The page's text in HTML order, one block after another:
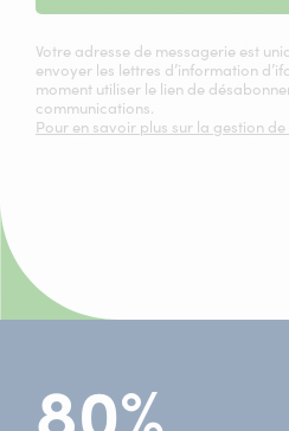
Votre adresse de messagerie est
envoyer les lettres d’information
moment utiliser le lien de
communications.
Pour en savoir plus sur la gestion